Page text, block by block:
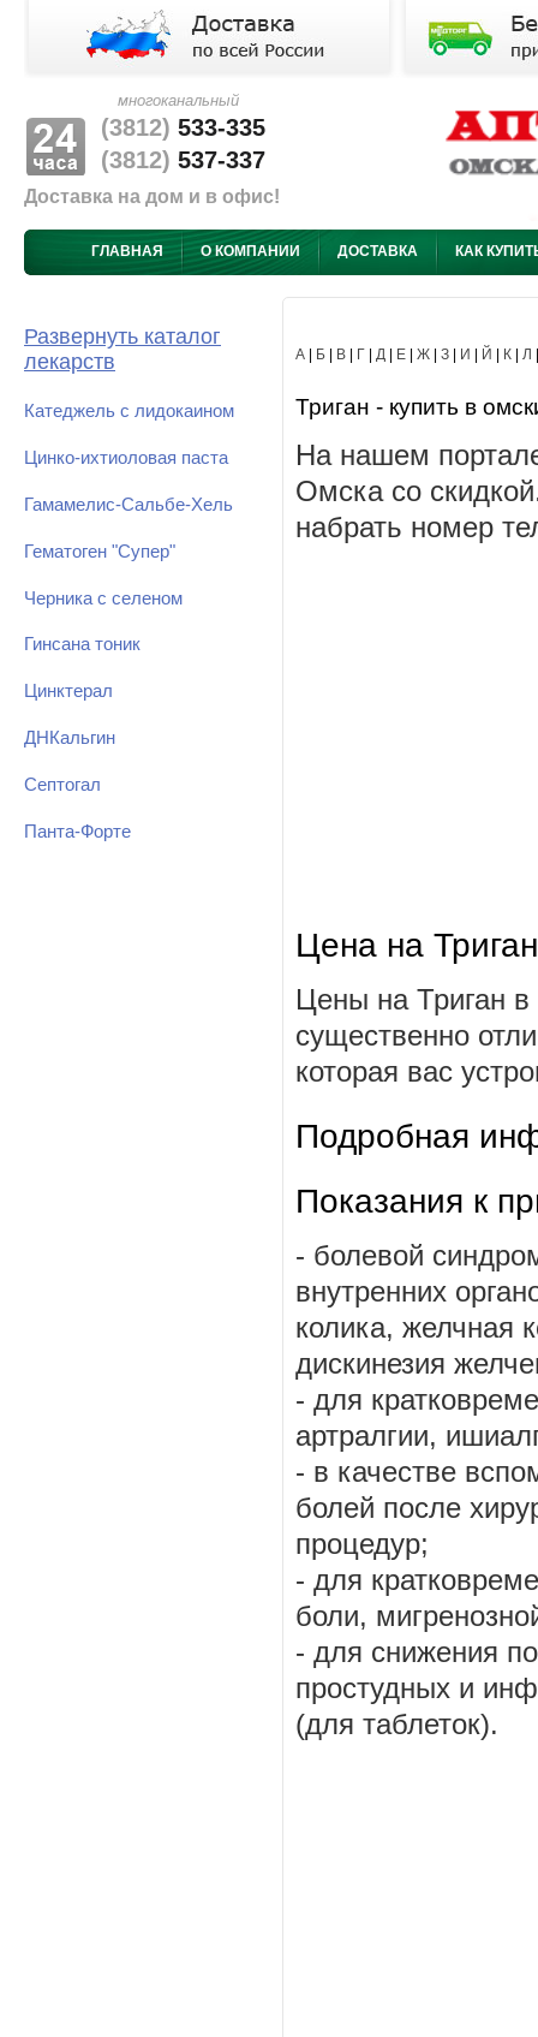
многоканальный
(3812) 533-335
(3812) 537-337
Доставка на дом и в офис!
ГЛАВНАЯ О КОМПАНИИ ДОСТАВКА КАК
Развернуть каталог
лекарств
Катеджель с лидокаином
Цинко-ихтиоловая паста
Гамамелис-Сальбе-Хель
Гематоген "Супер"
Черника с селеном
Гинсана тоник
Цинктерал
ДНКальгин
Септогал
Панта-Форте
А Б В Г Д Е Ж З И Й К Л
Триган - купить в
На нашем
Омска со
набрать номер
Цена на Триган
Цены на Триган
существенно
которая вас
Подробная
Показания к
- болевой
внутренних
колика, желчная
дискинезия
- для
артралгии,
- в качестве
болей после
процедур;
- для
боли,
- для снижения
простудных и
(для таблеток).